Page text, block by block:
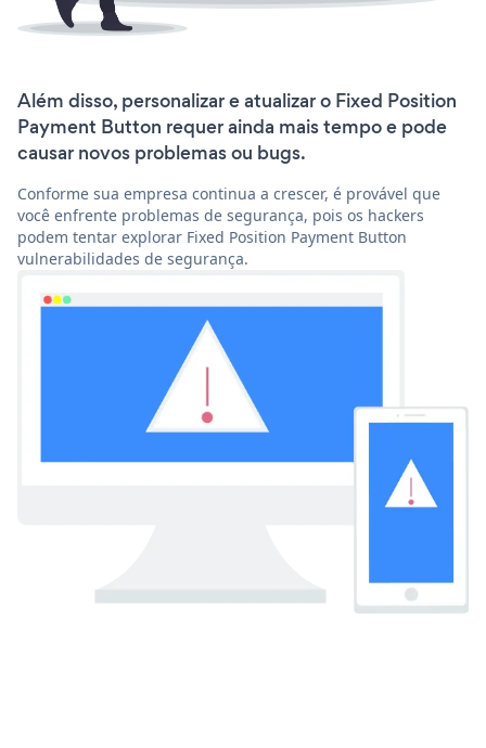
Além disso, personalizar e atualizar o Fixed Position
Payment Button requer ainda mais tempo e pode
causar novos problemas ou bugs.
Conforme sua empresa continua a crescer, é provável que
você enfrente problemas de segurança, pois os hackers
podem tentar explorar Fixed Position Payment Button
vulnerabilidades de segurança.